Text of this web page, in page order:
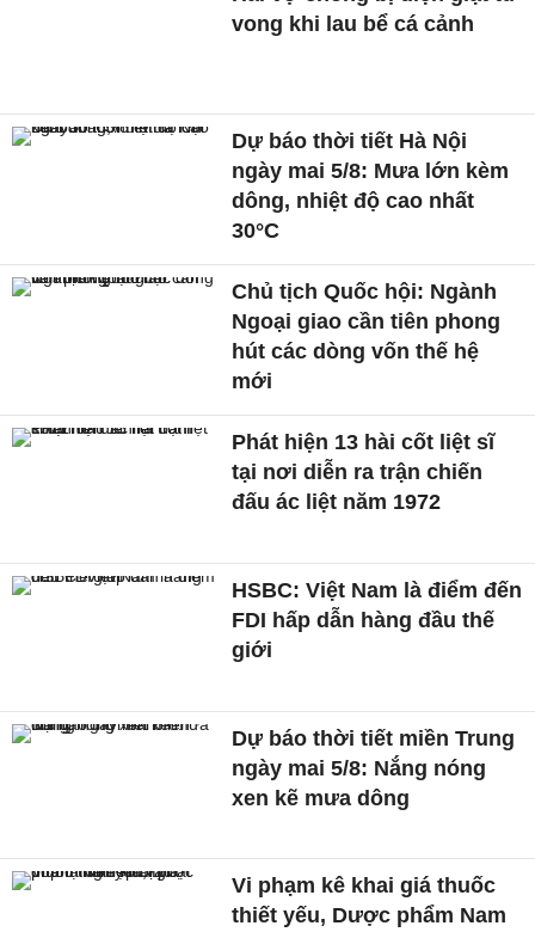
vong khi lau bể cá cảnh
Dự báo thời tiết Hà Nội
ngày mai 5/8: Mưa lớn kèm
dông, nhiệt độ cao nhất
30°C
Chủ tịch Quốc hội: Ngành
Ngoại giao cần tiên phong
hút các dòng vốn thế hệ
mới
Phát hiện 13 hài cốt liệt sĩ
tại nơi diễn ra trận chiến
đấu ác liệt năm 1972
HSBC: Việt Nam là điểm đến
FDI hấp dẫn hàng đầu thế
giới
Dự báo thời tiết miền Trung
ngày mai 5/8: Nắng nóng
xen kẽ mưa dông
Vi phạm kê khai giá thuốc
thiết yếu, Dược phẩm Nam